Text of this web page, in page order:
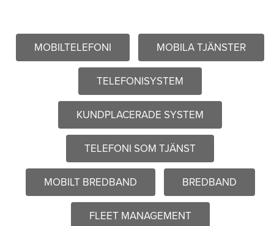
MOBILTELEFONI MOBILA TJÄNSTER
TELEFONISYSTEM
KUNDPLACERADE SYSTEM
TELEFONI SOM TJÄNST
MOBILT BREDBAND BREDBAND
FLEET MANAGEMENT